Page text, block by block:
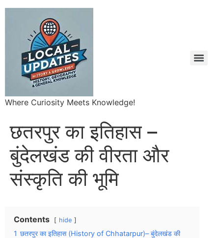
Where Curiosity Meets Knowledge!
छतरपुर का इतिहास –
बुंदेलखंड की वीरता और
संस्कृति की भूमि
Contents hide
1 छतरपुर का इतिहास (History of Chhatarpur)– बुंदेलखंड की